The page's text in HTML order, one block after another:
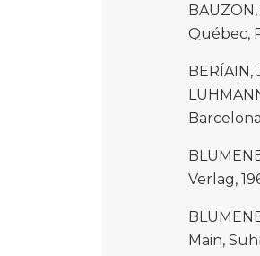
Québec,
Verlag,
Main,